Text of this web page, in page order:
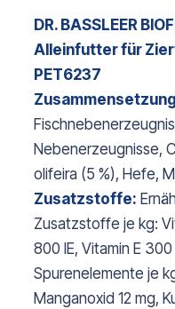
DR. BASSLEER
Alleinfutter für
PET6237
Nebenerzeugnisse,
olifeira (5 %), Hefe,
Zusatzstoffe:
Zusatzstoffe je kg:
800 IE, Vitamin E
Spurenelemente je
Manganoxid 12 mg,